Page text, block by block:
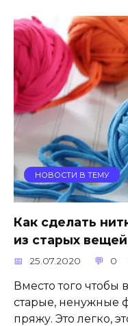
НОВОСТИ В ТЕМУ
Как сделать
из старых
25.07.2020 0
Вместо того чтобы
старые, ненужные
пряжу. Это легко,